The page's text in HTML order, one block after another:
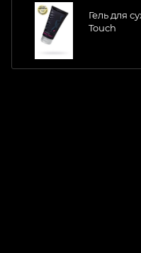
Гель для
Touch